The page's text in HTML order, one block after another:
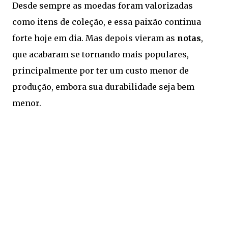
Desde sempre as moedas foram valorizadas
como itens de coleção, e essa paixão continua
forte hoje em dia. Mas depois vieram as notas,
que acabaram se tornando mais populares,
principalmente por ter um custo menor de
produção, embora sua durabilidade seja bem
menor.